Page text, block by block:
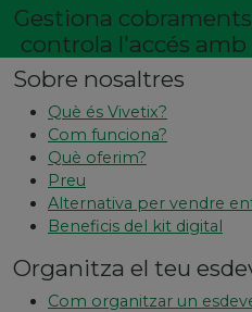
Gestiona
controla l'accés
Sobre nosaltres
Què és Vivetix?
Com funciona?
Què oferim?
Preu
Alternativa per vendre
Beneficis del kit digital
Organitza el teu
Com organitzar un